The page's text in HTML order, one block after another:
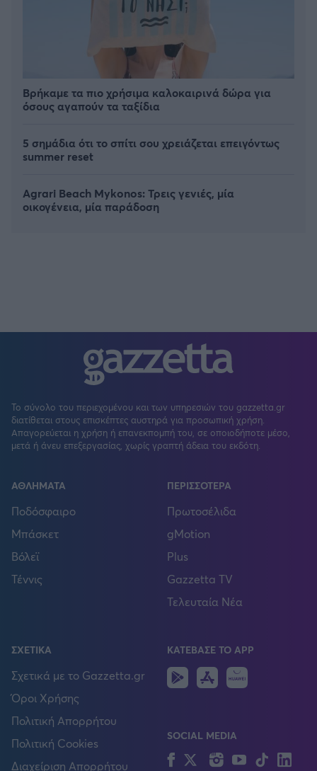
Βρήκαμε τα πιο χρήσιμα καλοκαιρινά δώρα για
όσους αγαπούν τα ταξίδια
5 σημάδια ότι το σπίτι σου χρειάζεται επειγόντως
summer reset
Agrari Beach Mykonos: Τρεις γενιές, μία
οικογένεια, μία παράδοση
Το σύνολο του περιεχομένου και των υπηρεσιών του gazzetta.gr
διατίθεται στους επισκέπτες αυστηρά για προσωπική χρήση.
Απαγορεύεται η χρήση ή επανεκπομπή του, σε οποιοδήποτε μέσο,
μετά ή άνευ επεξεργασίας, χωρίς γραπτή άδεια του εκδότη.
ΑΘΛΗΜΑΤΑ
Ποδόσφαιρο
Μπάσκετ
Βόλεϊ
Τέννις
ΠΕΡΙΣΣΟΤΕΡΑ
Πρωτοσέλιδα
gMotion
Plus
Gazzetta TV
Τελευταία Νέα
ΣΧΕΤΙΚΑ
Σχετικά με το Gazzetta.gr
Όροι Χρήσης
Πολιτική Απορρήτου
Πολιτική Cookies
Διαχείριση Απορρήτου
ΚΑΤΕΒΑΣΕ ΤΟ APP
Android
IOS
SOCIAL MEDIA
FacebookTwitterInstagram
YouTubeTikTok